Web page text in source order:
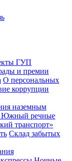
ГУП
и премии
О персональных
коррупции
наземным
Южный речные
транспорт»
Склад забытых